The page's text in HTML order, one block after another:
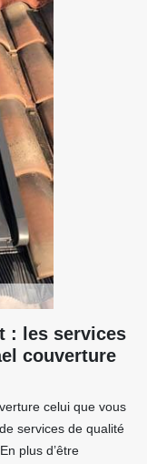
: les services
couverture
celui que vous
services de qualité
plus d’être